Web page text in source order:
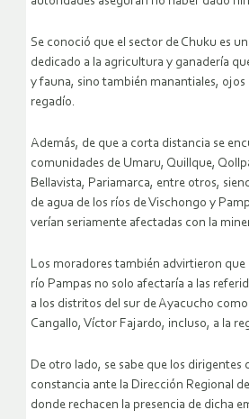
Se conoció que el sector de Chuku es
dedicado a la agricultura y ganadería
y fauna, sino también manantiales, ojos
regadío.
Además, de que a corta distancia se
comunidades de Umaru, Quillque,
Bellavista, Pariamarca, entre otros,
de agua de los ríos de Vischongo y
verían seriamente afectadas con la
Los moradores también advirtieron
río Pampas no solo afectaría a las
a los distritos del sur de Ayacucho
Cangallo, Víctor Fajardo, incluso, a la
De otro lado, se sabe que los dirigentes
constancia ante la Dirección Regional
donde rechacen la presencia de dicha